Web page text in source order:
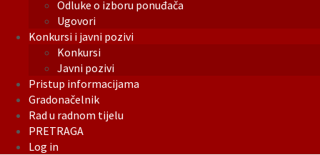
Odluke o izboru ponuđača
Ugovori
Konkursi i javni pozivi
Konkursi
Javni pozivi
Pristup informacijama
Gradonačelnik
Rad u radnom tijelu
PRETRAGA
Log in